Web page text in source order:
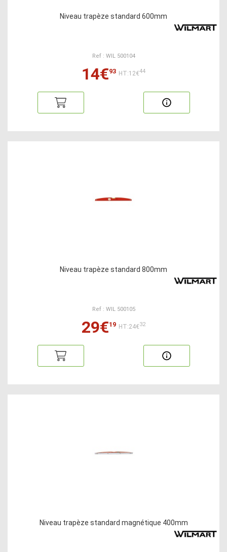
Niveau trapèze standard 600mm
Ref : WIL 500104
14€93 HT:12€44
Niveau trapèze standard 800mm
Ref : WIL 500105
29€19 HT:24€32
Niveau trapèze standard magnétique 400mm